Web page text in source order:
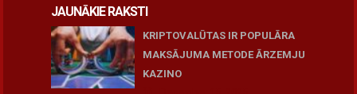
JAUNĀKIE RAKSTI
KRIPTOVALŪTAS IR POPULĀRA
MAKSĀJUMA METODE ĀRZEMJU
KAZINO